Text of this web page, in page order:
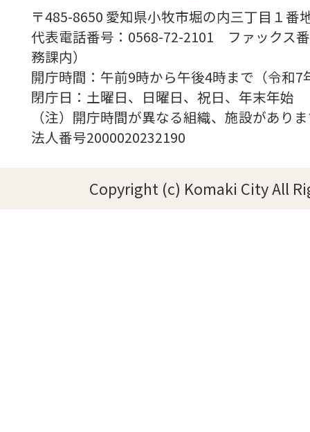
〒485-8650 愛知県小牧市堀の内三丁目１番
代表電話番号：0568-72-2101 ファックス
務課内）
開庁時間：午前9時から午後4時まで（令
閉庁日：土曜日、日曜日、祝日、年末年始
（注）開庁時間が異なる組織、施設があり
法人番号2000020232190
Copyright (c) Komaki City All